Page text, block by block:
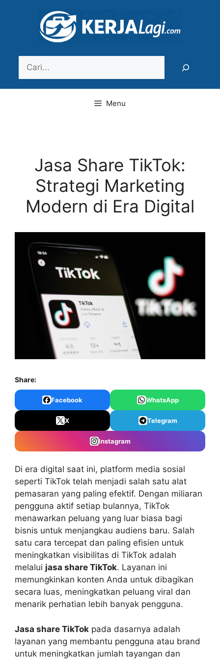
Menu
Jasa Share TikTok:
Strategi Marketing
Modern di Era Digital
Share:
Facebook WhatsApp
X Telegram
Instagram
Di era digital saat ini, platform media sosial
seperti TikTok telah menjadi salah satu alat
pemasaran yang paling efektif. Dengan miliaran
pengguna aktif setiap bulannya, TikTok
menawarkan peluang yang luar biasa bagi
bisnis untuk menjangkau audiens baru. Salah
satu cara tercepat dan paling efisien untuk
meningkatkan visibilitas di TikTok adalah
melalui jasa share TikTok. Layanan ini
memungkinkan konten Anda untuk dibagikan
secara luas, meningkatkan peluang viral dan
menarik perhatian lebih banyak pengguna.
Jasa share TikTok pada dasarnya adalah
layanan yang membantu pengguna atau brand
untuk meningkatkan jumlah tayangan dan